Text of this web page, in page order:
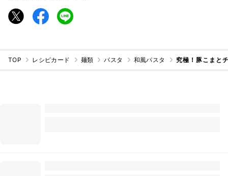
TOP レシピカード 麺類 パスタ 和風パスタ 究極！豚こまと